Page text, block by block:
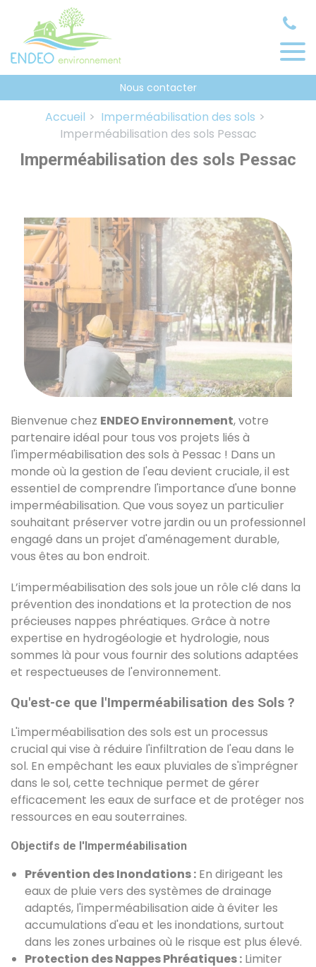
Nous contacter
Accueil
Imperméabilisation des sols
Imperméabilisation des sols Pessac
Imperméabilisation des sols Pessac
Bienvenue chez ENDEO Environnement, votre
partenaire idéal pour tous vos projets liés à
l'imperméabilisation des sols à Pessac ! Dans un
monde où la gestion de l'eau devient cruciale, il est
essentiel de comprendre l'importance d'une bonne
imperméabilisation. Que vous soyez un particulier
souhaitant préserver votre jardin ou un professionnel
engagé dans un projet d'aménagement durable,
vous êtes au bon endroit.
L’imperméabilisation des sols joue un rôle clé dans la
prévention des inondations et la protection de nos
précieuses nappes phréatiques. Grâce à notre
expertise en hydrogéologie et hydrologie, nous
sommes là pour vous fournir des solutions adaptées
et respectueuses de l'environnement.
Qu'est-ce que l'Imperméabilisation des Sols ?
L'imperméabilisation des sols est un processus
crucial qui vise à réduire l'infiltration de l'eau dans le
sol. En empêchant les eaux pluviales de s'imprégner
dans le sol, cette technique permet de gérer
efficacement les eaux de surface et de protéger nos
ressources en eau souterraines.
Objectifs de l'Imperméabilisation
Prévention des Inondations : En dirigeant les
eaux de pluie vers des systèmes de drainage
adaptés, l'imperméabilisation aide à éviter les
accumulations d'eau et les inondations, surtout
dans les zones urbaines où le risque est plus élevé.
Protection des Nappes Phréatiques : Limiter
Panneau de gestion des cookies